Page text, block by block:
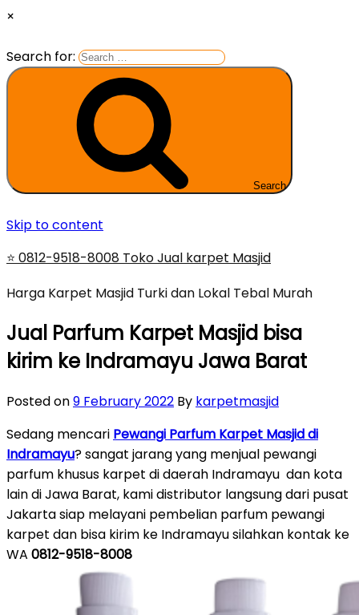
×
Search for:
Search
Skip to content
⭐ 0812-9518-8008 Toko Jual karpet Masjid
Harga Karpet Masjid Turki dan Lokal Tebal Murah
Jual Parfum Karpet Masjid bisa
kirim ke Indramayu Jawa Barat
Posted on9 February 2022 By karpetmasjid
Sedang mencari Pewangi Parfum Karpet Masjid di
Indramayu? sangat jarang yang menjual pewangi
parfum khusus karpet di daerah Indramayu dan kota
lain di Jawa Barat, kami distributor langsung dari pusat
Jakarta siap melayani pembelian parfum pewangi
karpet dan bisa kirim ke Indramayu silahkan kontak ke
WA 0812-9518-8008